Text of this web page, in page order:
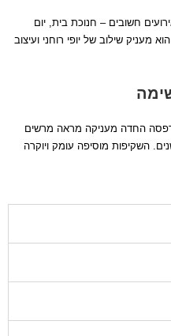
חשובים – חנוכת בית, יום
מעניק שילוב של יופי רוחני ועיצוב
החדה מעניקה מראה מרשים
השקיפות מוסיפה עומק ויוקרה